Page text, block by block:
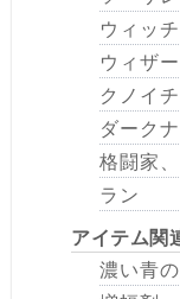
ウィッ
ウィザ
クノイ
ダーク
格闘家
ラン
アイテム関
濃い青